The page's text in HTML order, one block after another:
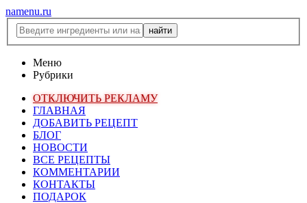
namenu.ru
Меню
Рубрики
ОТКЛЮЧИТЬ РЕКЛАМУ
ГЛАВНАЯ
ДОБАВИТЬ РЕЦЕПТ
БЛОГ
НОВОСТИ
ВСЕ РЕЦЕПТЫ
КОММЕНТАРИИ
КОНТАКТЫ
ПОДАРОК